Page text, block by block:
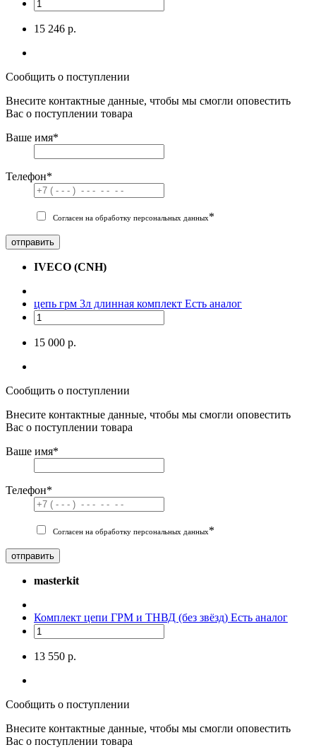
15 246 р.
Сообщить о поступлении
Внесите контактные данные, чтобы мы смогли оповестить
Вас о поступлении товара
Ваше имя*
Телефон*
Согласен на обработку персональных данных*
отправить
IVECO (CNH)
цепь грм 3л длинная комплект Есть аналог
15 000 р.
Сообщить о поступлении
Внесите контактные данные, чтобы мы смогли оповестить
Вас о поступлении товара
Ваше имя*
Телефон*
Согласен на обработку персональных данных*
отправить
masterkit
Комплект цепи ГРМ и ТНВД (без звёзд) Есть аналог
13 550 р.
Сообщить о поступлении
Внесите контактные данные, чтобы мы смогли оповестить
Вас о поступлении товара